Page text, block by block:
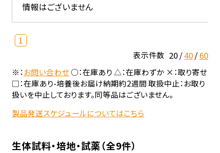
情報はございません
1
表示件数 20 40 60
※：お問い合わせ○：在庫あり △：在庫わずか ×：取り寄せ
□：在庫あり-培養後お届け納期約2週間 取扱中止：お取り
扱いを中止しております。同等品はございません。
製品発送スケジュールについてはこちら
生体試料・培地・試薬（全9件）